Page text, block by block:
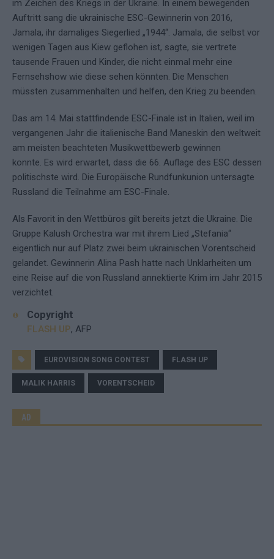
im Zeichen des Kriegs in der Ukraine. In einem bewegenden
Auftritt sang die ukrainische ESC-Gewinnerin von 2016,
Jamala, ihr damaliges Siegerlied „1944“. Jamala, die selbst vor
wenigen Tagen aus Kiew geflohen ist, sagte, sie vertrete
tausende Frauen und Kinder, die nicht einmal mehr eine
Fernsehshow wie diese sehen könnten. Die Menschen
müssten zusammenhalten und helfen, den Krieg zu beenden.
Das am 14. Mai stattfindende ESC-Finale ist in Italien, weil im
vergangenen Jahr die italienische Band Maneskin den weltweit
am meisten beachteten Musikwettbewerb gewinnen
konnte. Es wird erwartet, dass die 66. Auflage des ESC dessen
politischste wird. Die Europäische Rundfunkunion untersagte
Russland die Teilnahme am ESC-Finale.
Als Favorit in den Wettbüros gilt bereits jetzt die Ukraine. Die
Gruppe Kalush Orchestra war mit ihrem Lied „Stefania“
eigentlich nur auf Platz zwei beim ukrainischen Vorentscheid
gelandet. Gewinnerin Alina Pash hatte nach Unklarheiten um
eine Reise auf die von Russland annektierte Krim im Jahr 2015
verzichtet.
Copyright
FLASH UP, AFP
EUROVISION SONG CONTEST FLASH UP
MALIK HARRIS VORENTSCHEID
AD